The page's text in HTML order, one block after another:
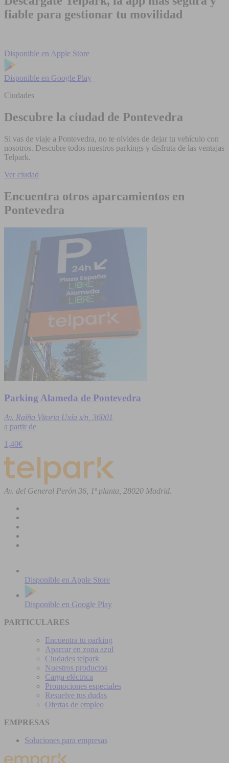
fiable para gestionar tu movilidad
Disponible en Apple Store
Disponible en Google Play
Ciudades
Descubre la ciudad de Pontevedra
Si vas de viaje a Pontevedra, no te olvides de dejar tu vehículo con
nosotros. Descubre todos nuestros parkings y disfruta de las ventajas
Telpark.
Ver ciudad
Encuentra otros aparcamientos en
Pontevedra
Parking Alameda de Pontevedra
Av. Raíña Vitoria Uxía s/n, 36001
a partir de
1,40€
Av. del General Perón 36, 1ª planta, 28020 Madrid.
Disponible en Apple Store
Disponible en Google Play
PARTICULARES
Encuentra tu parking
Aparcar en zona azul
Ciudades telpark
Nuestros productos
Carga eléctrica
Promociones especiales
Resuelve tus dudas
Ofertas de empleo
EMPRESAS
Soluciones para empresas